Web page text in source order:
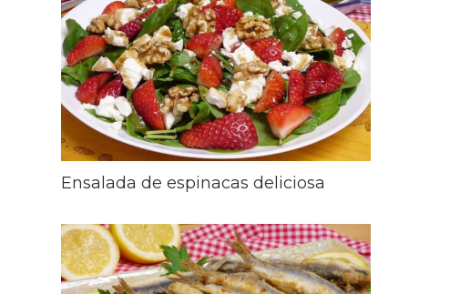
Ensalada de espinacas deliciosa